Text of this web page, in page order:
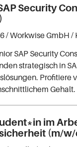
Security
/Workwise GmbH /
SAP Security
strategisch in
Profitiere
Gehalt.
im
(m/w/